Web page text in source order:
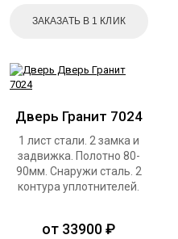
ЗАКАЗАТЬ В 1 КЛИК
Дверь Гранит 7024
1 лист стали. 2 замка и
задвижка. Полотно 80-
90мм. Снаружи сталь. 2
контура уплотнителей.
от 33900 ₽